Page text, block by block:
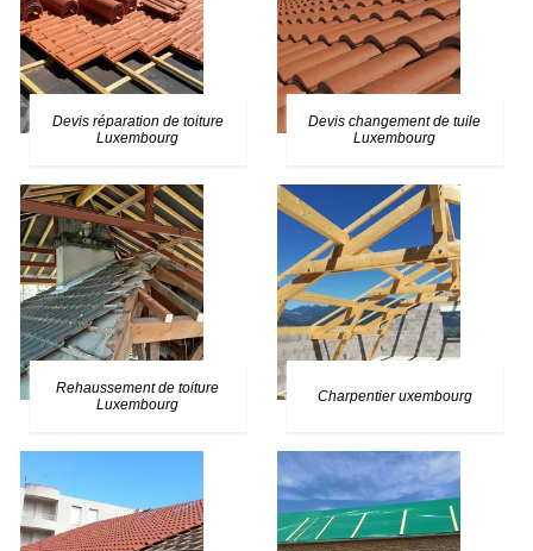
Devis réparation de toiture
Luxembourg
Devis changement de tuile
Luxembourg
Rehaussement de toiture
Luxembourg
Charpentier uxembourg